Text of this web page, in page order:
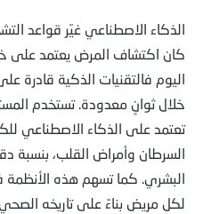
الذكاء الاصطناعي غيّر قواعد
كان اكتشاف المرض يعتمد على
اليوم فالتقنيات الذكية قادرة
خلال ثوانٍ معدودة. تستخدم
تعتمد على الذكاء الاصطناعي
السرطان وأمراض القلب، بنسبة
البشري. كما تسهم هذه
لكل مريض بناءً على تاريخه